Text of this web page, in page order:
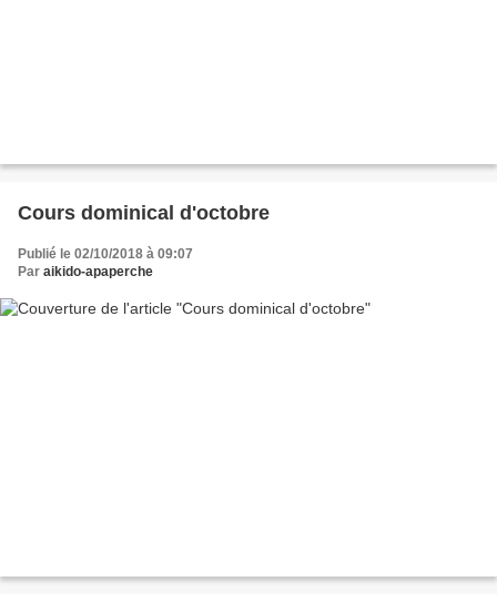
Cours dominical d'octobre
Publié le 02/10/2018 à 09:07
Par aikido-apaperche